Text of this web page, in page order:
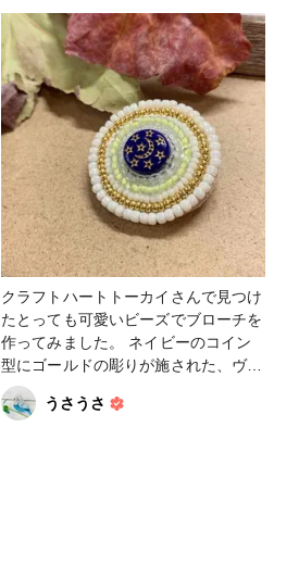
_Tokaiグループ #ファンれぽ_シュゲ
ール #ファンれぽ_partsclub #クリス
マス
クラフトハートトーカイさんで見つけ
たとっても可愛いビーズでブローチを
作ってみました。 ネイビーのコイン
型にゴールドの彫りが施された、ヴィ
ンテージ感が漂うビーズです。蚤の市
で見つけたような素敵な雰囲気✨一
うさうさ